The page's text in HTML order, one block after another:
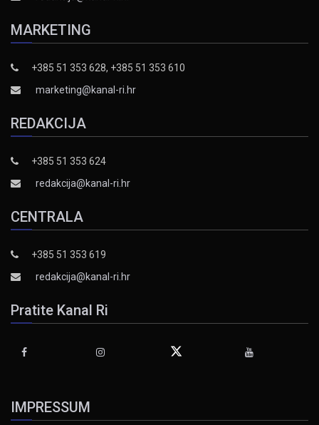
MARKETING
+385 51 353 628, +385 51 353 610
marketing@kanal-ri.hr
REDAKCIJA
+385 51 353 624
redakcija@kanal-ri.hr
CENTRALA
+385 51 353 619
redakcija@kanal-ri.hr
Pratite Kanal Ri
IMPRESSUM